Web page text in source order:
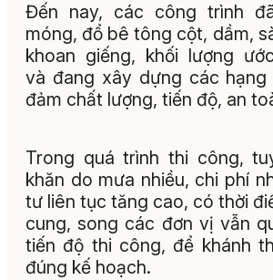
Đến nay, các công trình
móng, đổ bê tông cột, dầm,
khoan giếng, khối lượng
và đang xây dựng các
đảm chất lượng, tiến độ, an
Trong quá trình thi công,
khăn do mưa nhiều, chi phí
tư liên tục tăng cao, có thời
cung, song các đơn vị vẫn
tiến độ thi công, để khánh
đúng kế hoạch.